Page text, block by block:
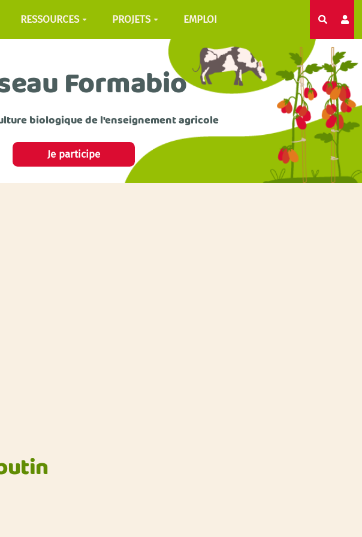
RESSOURCES PROJETS EMPLOI
Formabio
biologique de l'enseignement agricole
Je participe